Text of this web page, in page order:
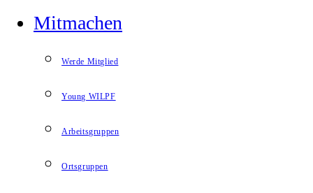
Mitmachen
Werde Mitglied
Young WILPF
Arbeitsgruppen
Ortsgruppen